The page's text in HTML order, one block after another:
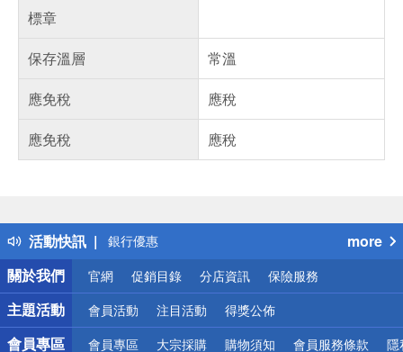
標章
保存溫層
常溫
應免稅
應稅
應免稅
應稅
活動快訊
偏遠地區配送
熱門話題
銀行優惠
偏遠地區配送
詐騙網頁！請小心！
more
關於我們
官網 促銷目錄 分店資訊 保險服務
主題活動 會員活動 注目活動 得獎公佈
會員專區 會員專區 大宗採購 購物須知 會員服務條款 隱